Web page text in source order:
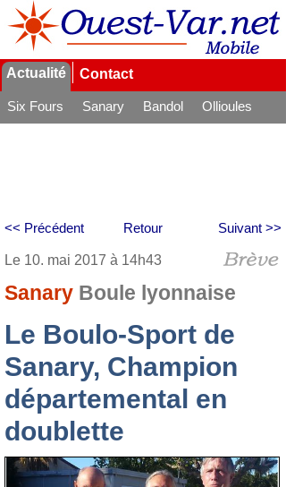
Actualité Contact
Six Fours Sanary Bandol
Ollioules
Retour
<< Précédent Suivant >>
Le 10. mai 2017 à 14h43
Sanary Boule lyonnaise
Le Boulo-Sport de
Sanary, Champion
départemental en
doublette